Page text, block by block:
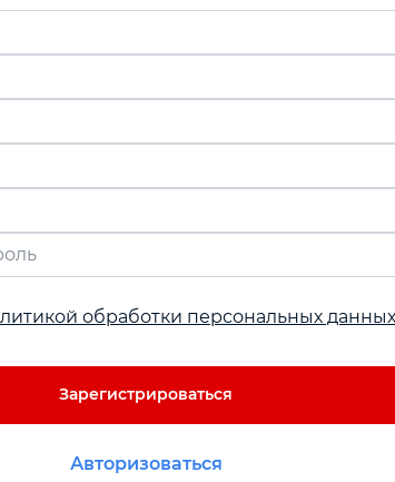
менее восьми знаков, включать латинские буквы и цифры
обработки персональных
Зарегистрироваться
Авторизоваться